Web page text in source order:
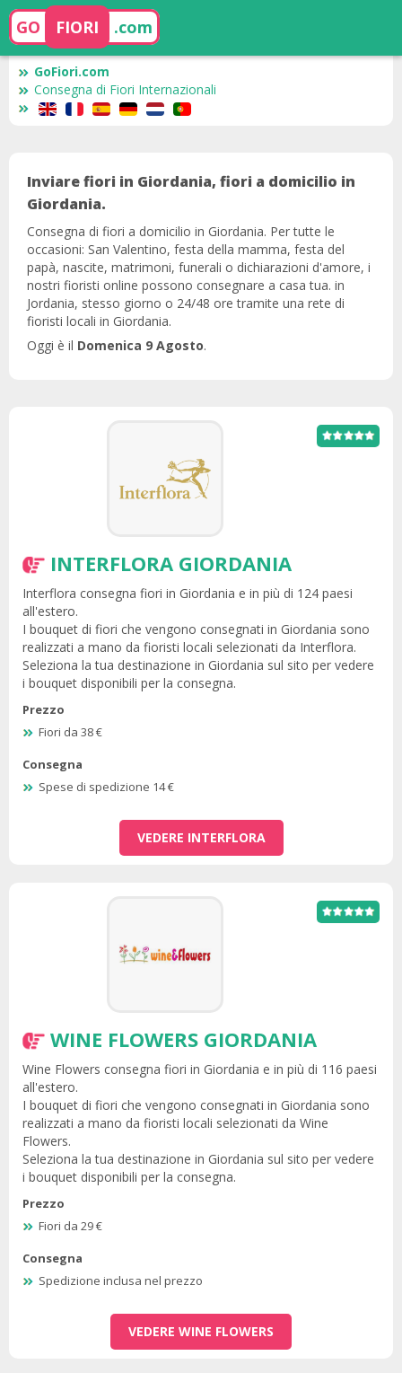
GO FIORI .com
GoFiori.com
Consegna di Fiori Internazionali
Inviare fiori in Giordania, fiori a domicilio in
Giordania.
Consegna di fiori a domicilio in Giordania. Per tutte le
occasioni: San Valentino, festa della mamma, festa del
papà, nascite, matrimoni, funerali o dichiarazioni d'amore, i
nostri fioristi online possono consegnare a casa tua. in
Jordania, stesso giorno o 24/48 ore tramite una rete di
fioristi locali in Giordania.
Oggi è il Domenica 9 Agosto.
INTERFLORA GIORDANIA
Interflora consegna fiori in Giordania e in più di 124 paesi
all'estero.
I bouquet di fiori che vengono consegnati in Giordania sono
realizzati a mano da fioristi locali selezionati da Interflora.
Seleziona la tua destinazione in Giordania sul sito per vedere
i bouquet disponibili per la consegna.
Prezzo
Fiori da 38 €
Consegna
Spese di spedizione 14 €
VEDERE INTERFLORA
WINE FLOWERS GIORDANIA
Wine Flowers consegna fiori in Giordania e in più di 116 paesi
all'estero.
I bouquet di fiori che vengono consegnati in Giordania sono
realizzati a mano da fioristi locali selezionati da Wine
Flowers.
Seleziona la tua destinazione in Giordania sul sito per vedere
i bouquet disponibili per la consegna.
Prezzo
Fiori da 29 €
Consegna
Spedizione inclusa nel prezzo
VEDERE WINE FLOWERS